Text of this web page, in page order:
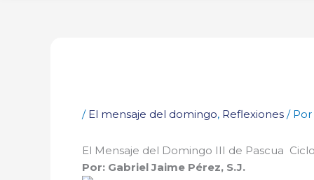
/ El mensaje del domingo, Reflexiones / Por
El Mensaje del Domingo III de Pascua
Por: Gabriel Jaime Pérez, S.J.